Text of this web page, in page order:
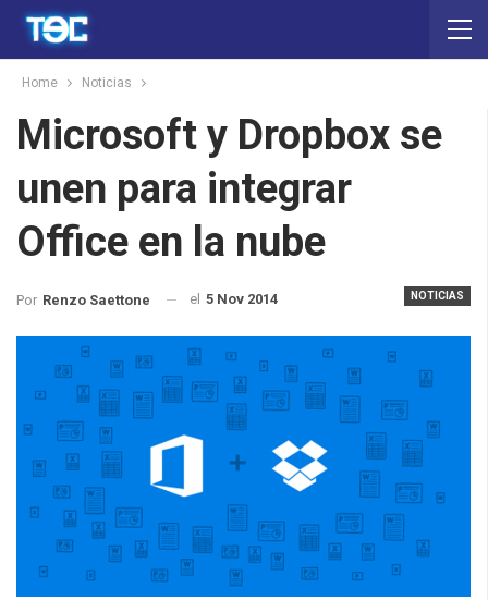
Home Noticias
Microsoft y Dropbox se
unen para integrar
Office en la nube
NOTICIAS
Por Renzo Saettone el 5 Nov 2014